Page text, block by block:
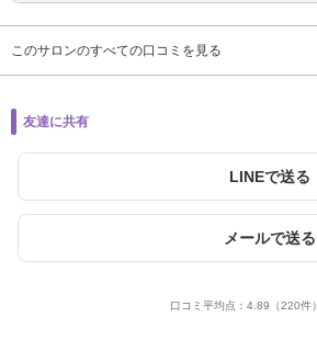
このサロンのすべての口コミを見る
友達に共有
LINEで送る
メールで送る
口コミ平均点： 4.89 （220件）